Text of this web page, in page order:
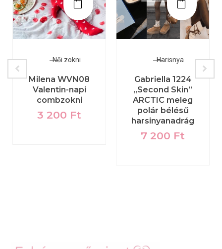
Női zokni
Milena WVN08
Valentin-napi
combzokni
3 200 Ft
Harisnya
Gabriella 1224
„Second Skin”
ARCTIC meleg
polár bélésű
harsinyanadrág
7 200 Ft